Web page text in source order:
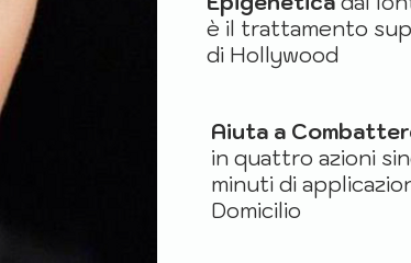
è il trattamento
di Hollywood
Aiuta a
in quattro azioni
minuti di
Domicilio